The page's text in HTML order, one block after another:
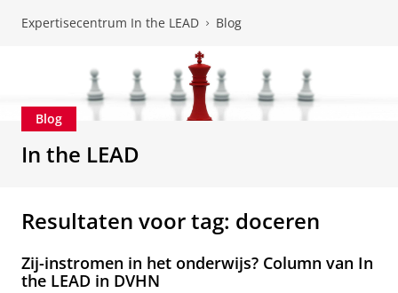
Expertisecentrum In the LEAD Blog
Blog
In the LEAD
Resultaten voor tag: doceren
Zij-instromen in het onderwijs? Column van In
the LEAD in DVHN